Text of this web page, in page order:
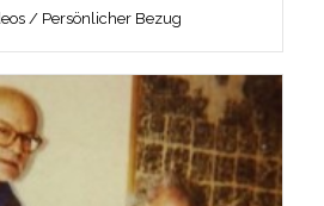
/ Persönlicher Bezug